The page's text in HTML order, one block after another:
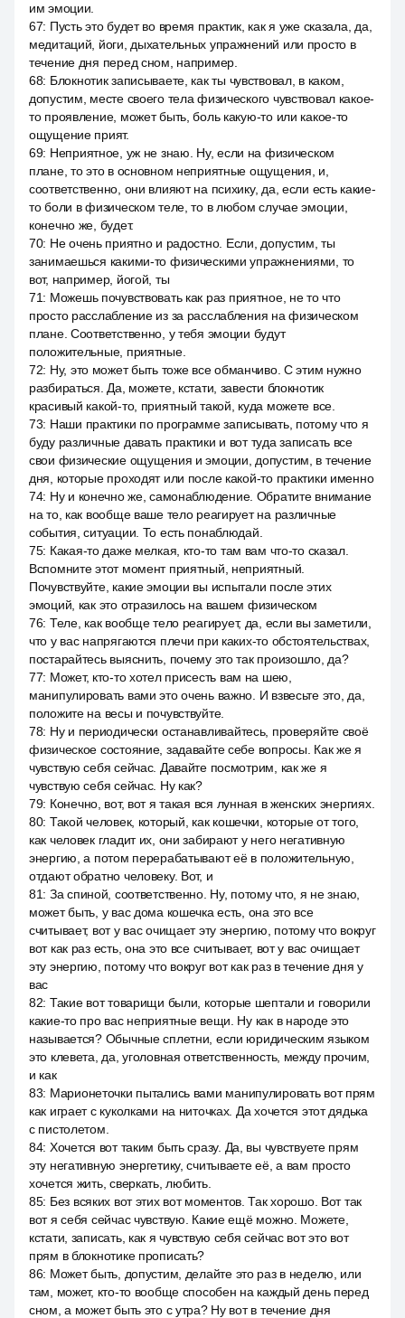
им эмоции.
67: Пусть это будет во время практик, как я уже сказала, да,
медитаций, йоги, дыхательных упражнений или просто в
течение дня перед сном, например.
68: Блокнотик записываете, как ты чувствовал, в каком,
допустим, месте своего тела физического чувствовал какое-
то проявление, может быть, боль какую-то или какое-то
ощущение прият.
69: Неприятное, уж не знаю. Ну, если на физическом
плане, то это в основном неприятные ощущения, и,
соответственно, они влияют на психику, да, если есть какие-
то боли в физическом теле, то в любом случае эмоции,
конечно же, будет.
70: Не очень приятно и радостно. Если, допустим, ты
занимаешься какими-то физическими упражнениями, то
вот, например, йогой, ты
71: Можешь почувствовать как раз приятное, не то что
просто расслабление из за расслабления на физическом
плане. Соответственно, у тебя эмоции будут
положительные, приятные.
72: Ну, это может быть тоже все обманчиво. С этим нужно
разбираться. Да, можете, кстати, завести блокнотик
красивый какой-то, приятный такой, куда можете все.
73: Наши практики по программе записывать, потому что я
буду различные давать практики и вот туда записать все
свои физические ощущения и эмоции, допустим, в течение
дня, которые проходят или после какой-то практики именно
74: Ну и конечно же, самонаблюдение. Обратите внимание
на то, как вообще ваше тело реагирует на различные
события, ситуации. То есть понаблюдай.
75: Какая-то даже мелкая, кто-то там вам что-то сказал.
Вспомните этот момент приятный, неприятный.
Почувствуйте, какие эмоции вы испытали после этих
эмоций, как это отразилось на вашем физическом
76: Теле, как вообще тело реагирует, да, если вы заметили,
что у вас напрягаются плечи при каких-то обстоятельствах,
постарайтесь выяснить, почему это так произошло, да?
77: Может, кто-то хотел присесть вам на шею,
манипулировать вами это очень важно. И взвесьте это, да,
положите на весы и почувствуйте.
78: Ну и периодически останавливайтесь, проверяйте своё
физическое состояние, задавайте себе вопросы. Как же я
чувствую себя сейчас. Давайте посмотрим, как же я
чувствую себя сейчас. Ну как?
79: Конечно, вот, вот я такая вся лунная в женских энергиях.
80: Такой человек, который, как кошечки, которые от того,
как человек гладит их, они забирают у него негативную
энергию, а потом перерабатывают её в положительную,
отдают обратно человеку. Вот, и
81: За спиной, соответственно. Ну, потому что, я не знаю,
может быть, у вас дома кошечка есть, она это все
считывает, вот у вас очищает эту энергию, потому что вокруг
вот как раз есть, она это все считывает, вот у вас очищает
эту энергию, потому что вокруг вот как раз в течение дня у
вас
82: Такие вот товарищи были, которые шептали и говорили
какие-то про вас неприятные вещи. Ну как в народе это
называется? Обычные сплетни, если юридическим языком
это клевета, да, уголовная ответственность, между прочим,
и как
83: Марионеточки пытались вами манипулировать вот прям
как играет с куколками на ниточках. Да хочется этот дядька
с пистолетом.
84: Хочется вот таким быть сразу. Да, вы чувствуете прям
эту негативную энергетику, считываете её, а вам просто
хочется жить, сверкать, любить.
85: Без всяких вот этих вот моментов. Так хорошо. Вот так
вот я себя сейчас чувствую. Какие ещё можно. Можете,
кстати, записать, как я чувствую себя сейчас вот это вот
прям в блокнотике прописать?
86: Может быть, допустим, делайте это раз в неделю, или
там, может, кто-то вообще способен на каждый день перед
сном, а может быть это с утра? Ну вот в течение дня